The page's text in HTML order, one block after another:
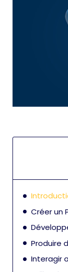
Créer un
Produire
Interagir